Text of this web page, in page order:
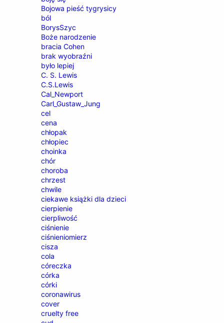
Bojowa pieść tygrysicy
ból
BorysSzyc
Boże narodzenie
bracia Cohen
brak wyobraźni
było lepiej
C. S. Lewis
C.S.Lewis
Cal_Newport
Carl_Gustaw_Jung
cel
cena
chłopak
chłopiec
choinka
chór
choroba
chrzest
chwile
ciekawe książki dla dzieci
cierpienie
cierpliwość
ciśnienie
ciśnieniomierz
cisza
cola
córeczka
córka
córki
coronawirus
cover
cruelty free